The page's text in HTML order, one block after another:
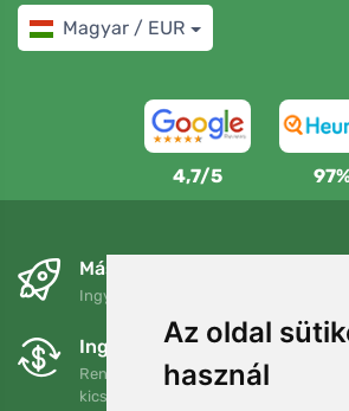
Az oldal
használ
Magyar / EUR
4,7/5
Másnapra és ingyenesen
Ingyenes szállítás a következő összeg
Ingyenes csere és
Rendelését 90 napon belül bármikor
kicserélheti.